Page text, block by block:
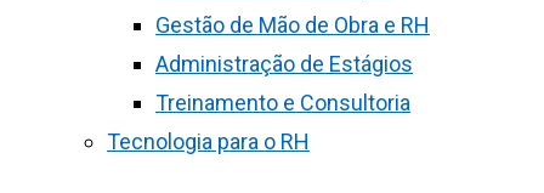
Gestão de Mão de Obra e RH
Administração de Estágios
Treinamento e Consultoria
Tecnologia para o RH